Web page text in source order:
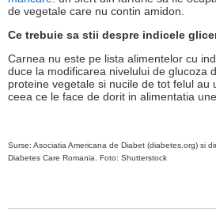
de vegetale care nu contin amidon.
Ce trebuie sa stii despre indicele
Carnea nu este pe lista alimentelor cu
duce la modificarea nivelului de glucoza
proteine vegetale si nucile de tot felul au
ceea ce le face de dorit in alimentatia
Surse: Asociatia Americana de Diabet (diabetes.org) si
Diabetes Care Romania. Foto: Shutterstock